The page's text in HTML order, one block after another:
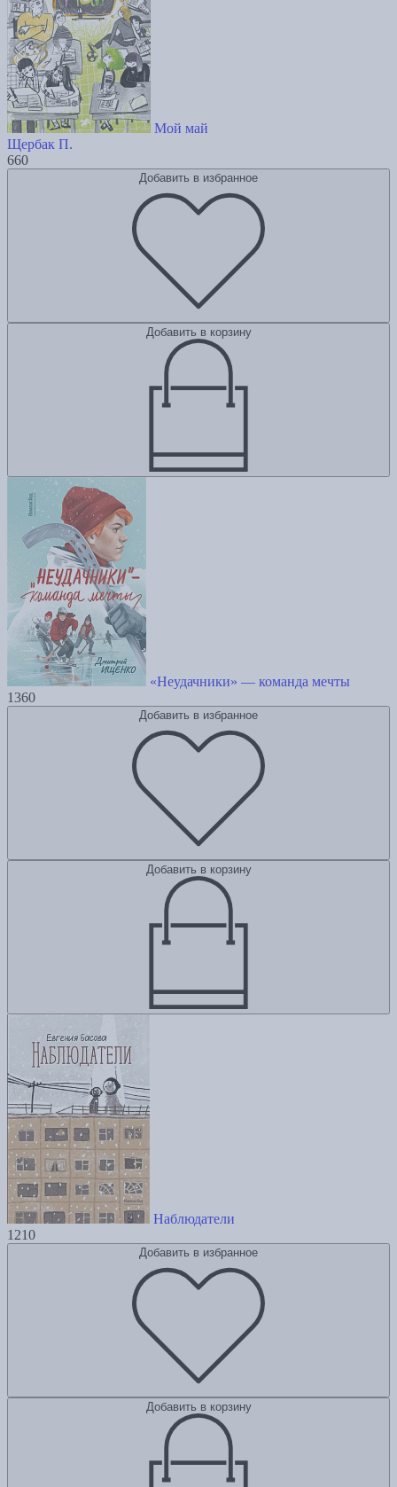
Мой май
Щербак П.
660
Добавить в избранное
Добавить в корзину
«Неудачники» — команда мечты
1360
Добавить в избранное
Добавить в корзину
Наблюдатели
1210
Добавить в избранное
Добавить в корзину